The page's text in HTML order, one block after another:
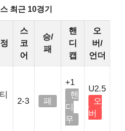
최근 10경기
스
코
어
승/
패
핸
디
캡
오
버/
언더
2-3 패
+1
핸
디
무
U2.5
오
버